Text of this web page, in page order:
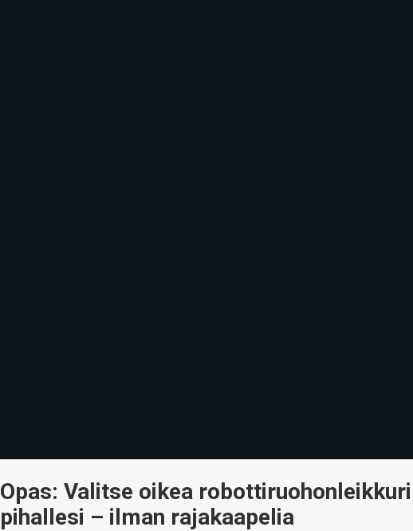
Opas: Valitse oikea robottiruohonleikkuri
pihallesi – ilman rajakaapelia